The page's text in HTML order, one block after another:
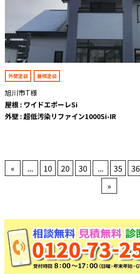
外壁塗装 屋根塗装
旭川市T様
屋根 : ワイドエポーレSi
外壁 : 超低汚染リファイン1000Si-IR
« ... 10 20 30 ... 35 36
»